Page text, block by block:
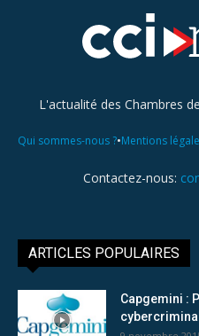
L'actualité des Chambres
Qui sommes-nous ?•Mentions
Contactez-nous:
ARTICLES POPULAIRES
Capgemini :